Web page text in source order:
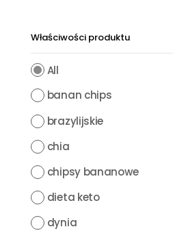
Właściwości produktu
All
banan chips
brazylijskie
chia
chipsy bananowe
dieta keto
dynia